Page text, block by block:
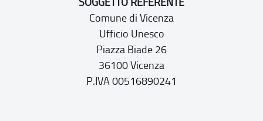
Comune di Vicenza
Ufficio Unesco
Piazza Biade 26
36100 Vicenza
P.IVA 00516890241